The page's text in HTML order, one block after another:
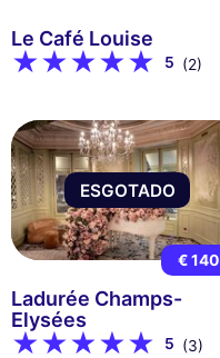
Le Café Louise
5 (2)
ESGOTADO
€ 140
Ladurée Champs-
Elysées
5 (3)